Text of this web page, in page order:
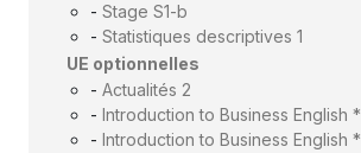
- Stage S1-b
- Statistiques descriptives 1
UE optionnelles
- Actualités 2
- Introduction to Business English *
- Introduction to Business English